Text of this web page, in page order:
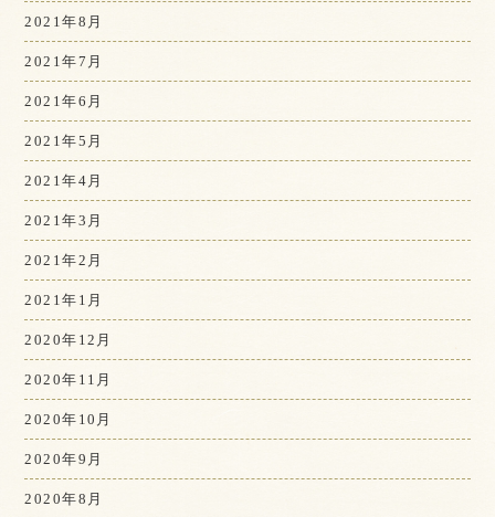
2021年8月
2021年7月
2021年6月
2021年5月
2021年4月
2021年3月
2021年2月
2021年1月
2020年12月
2020年11月
2020年10月
2020年9月
2020年8月